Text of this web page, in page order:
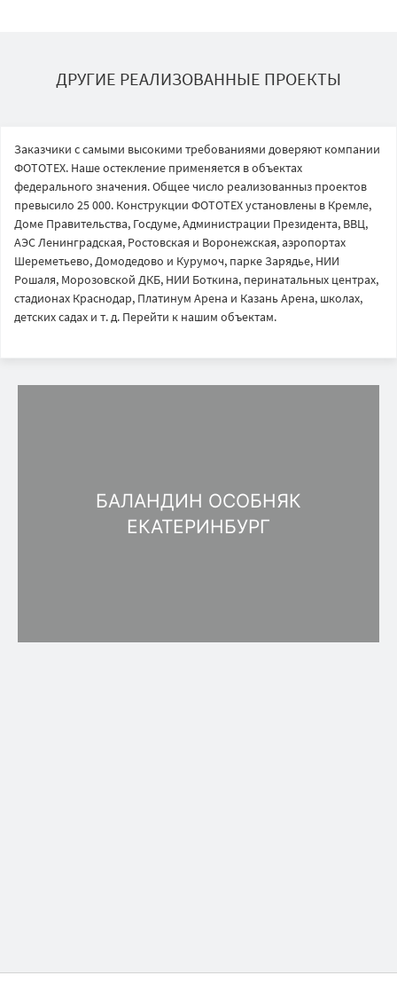
ДРУГИЕ РЕАЛИЗОВАННЫЕ ПРОЕКТЫ
Заказчики с самыми высокими требованиями доверяют компании
ФОТОТЕХ. Наше остекление применяется в объектах
федерального значения. Общее число реализованныз проектов
превысило 25 000. Конструкции ФОТОТЕХ установлены в Кремле,
Доме Правительства, Госдуме, Администрации Президента, ВВЦ,
АЭС Ленинградская, Ростовская и Воронежская, аэропортах
Шереметьево, Домодедово и Курумоч, парке Зарядье, НИИ
Рошаля, Морозовской ДКБ, НИИ Боткина, перинатальных центрах,
стадионах Краснодар, Платинум Арена и Казань Арена, школах,
детских садах и т. д. Перейти к нашим объектам.
БАЛАНДИН ОСОБНЯК
ЕКАТЕРИНБУРГ